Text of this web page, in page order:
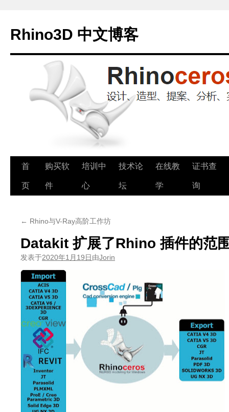
Rhino3D 中文博客
跳
至
首
页
购买软
件
培训中
心
技术论
坛
在线教
学
证书查
询
← Rhino与V-Ray高阶工作坊
Datakit 扩展了Rhino 插件的范
发表于2020年1月19日由Jorin